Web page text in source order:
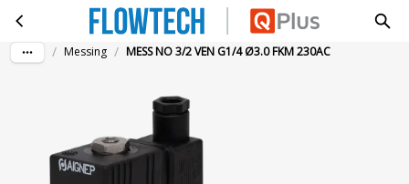
Ga naar hoofdinhoud
MESS NO 3/2 VEN G1/4 Ø3.0 FKM 230AC
/ Messing / MESS NO 3/2 VEN G1/4 Ø3.0 FKM 230AC